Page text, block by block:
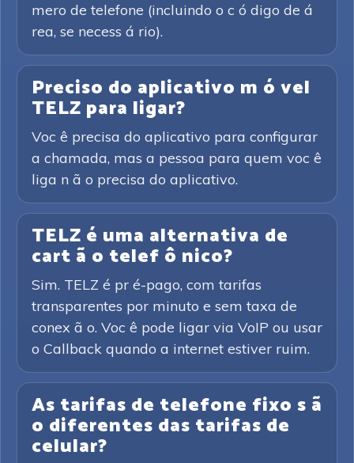
mero de telefone (incluindo o c ó digo de á
rea, se necess á rio).
Preciso do aplicativo m ó vel
TELZ para ligar?
Voc ê precisa do aplicativo para configurar
a chamada, mas a pessoa para quem voc ê
liga n ã o precisa do aplicativo.
TELZ é uma alternativa de
cart ã o telef ô nico?
Sim. TELZ é pr é-pago, com tarifas
transparentes por minuto e sem taxa de
conex ã o. Voc ê pode ligar via VoIP ou usar
o Callback quando a internet estiver ruim.
As tarifas de telefone fixo s ã
o diferentes das tarifas de
celular?